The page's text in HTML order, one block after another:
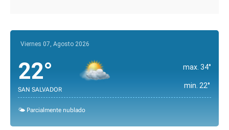
Viernes 07, Agosto 2026
22°
SAN SALVADOR
max. 34°
min. 22°
🌤️ Parcialmente nublado